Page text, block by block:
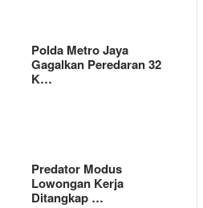
Polda Metro Jaya
Gagalkan Peredaran 32
K…
Predator Modus
Lowongan Kerja
Ditangkap …